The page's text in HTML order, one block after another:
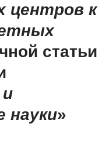
центров к
статьи
науки»